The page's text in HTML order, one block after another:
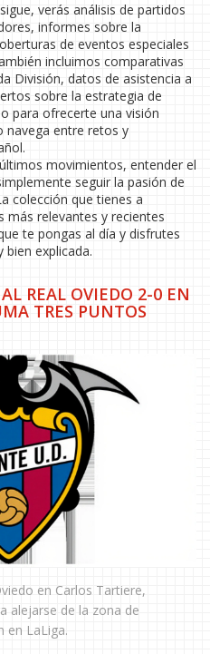
verás análisis de partidos
informes sobre la
de eventos especiales
incluimos comparativas
División, datos de asistencia a
sobre la estrategia de
para ofrecerte una visión
navega entre retos y
movimientos, entender el
seguir la pasión de
colección que tienes a
más relevantes y recientes
te pongas al día y disfrutes
explicada.
REAL OVIEDO 2-0 EN
TRES PUNTOS
en Carlos Tartiere,
alejarse de la zona de
en LaLiga.